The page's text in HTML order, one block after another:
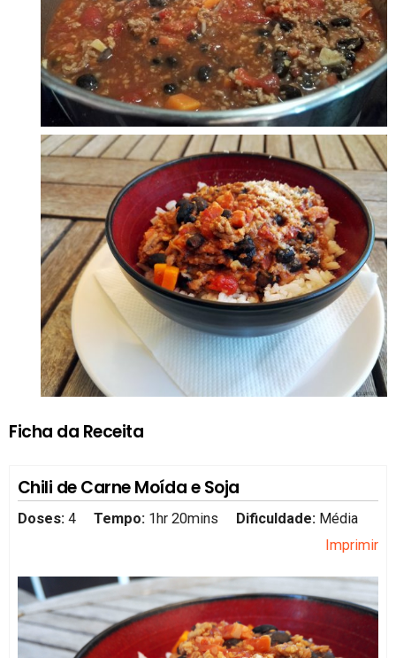
Ficha da Receita
Chili de Carne Moída e Soja
Doses: 4 Tempo: 1hr 20mins Dificuldade: Média
Imprimir